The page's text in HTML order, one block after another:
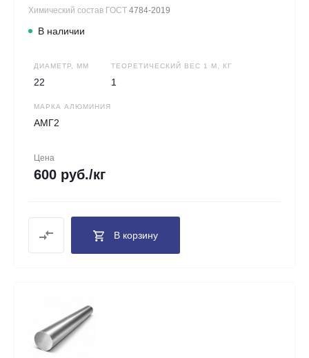
Химический состав ГОСТ 4784-2019
В наличии
ДИАМЕТР, ММ
22
ТЕОРЕТИЧЕСКИЙ ВЕС 1 М, КГ
1
МАРКА АЛЮМИНИЯ
АМГ2
Цена
600 руб./кг
В корзину